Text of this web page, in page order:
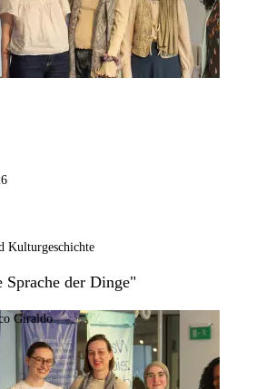
Kulturgeschichte
der Dinge"
Giraldo